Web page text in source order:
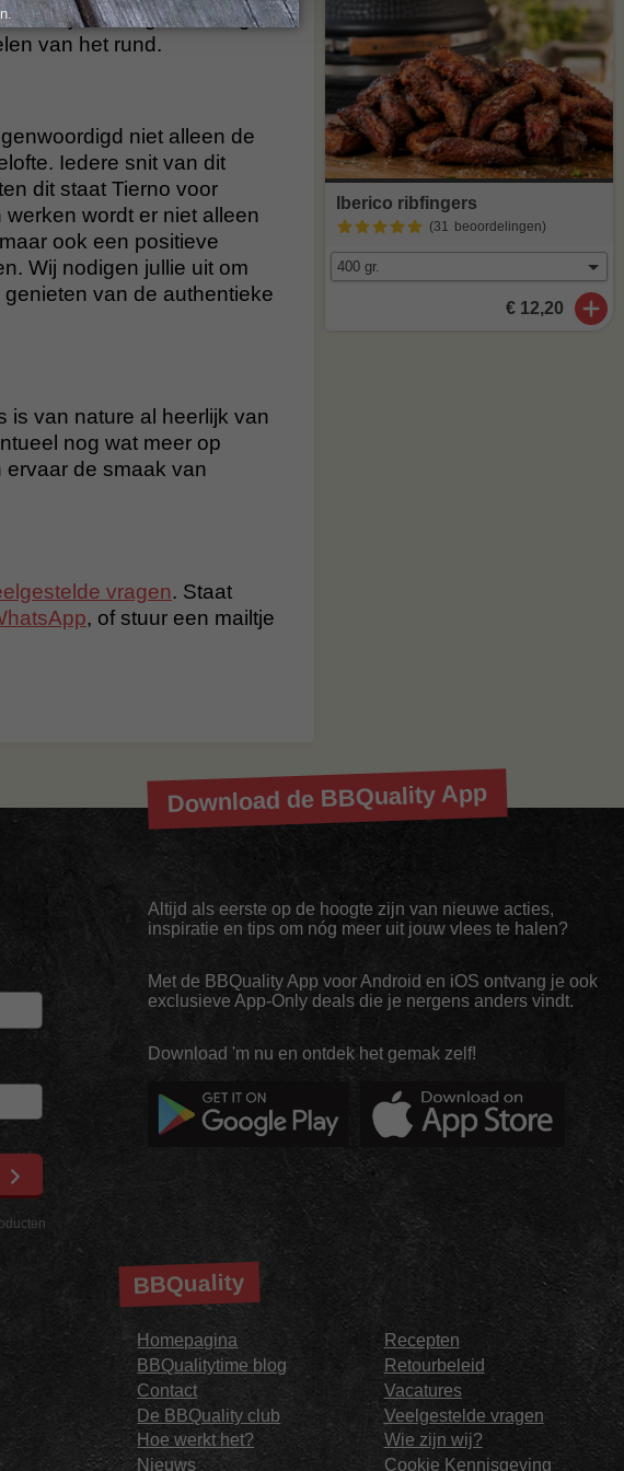
die jarenlange ervaring
van het rund.
niet alleen de
Iedere snit van dit
dit staat Tierno voor
wordt er niet alleen
ook een positieve
Wij nodigen jullie uit om
van de authentieke
is van nature al heerlijk van
nog wat meer op
de smaak van
vragen. Staat
, of stuur een mailtje
Iberico ribfingers
(31 beoordelingen)
€ 12,20
Download de BBQuality App
Altijd als eerste op de hoogte zijn van nieuwe acties,
inspiratie en tips om nóg meer uit jouw vlees te halen?
Met de BBQuality App voor Android en iOS ontvang je ook
exclusieve App-Only deals die je nergens anders vindt.
Download 'm nu en ontdek het gemak zelf!
BBQuality
Homepagina
BBQualitytime blog
Contact
De BBQuality club
Hoe werkt het?
Nieuws
Recepten
Retourbeleid
Vacatures
Veelgestelde vragen
Wie zijn wij?
Cookie Kennisgeving